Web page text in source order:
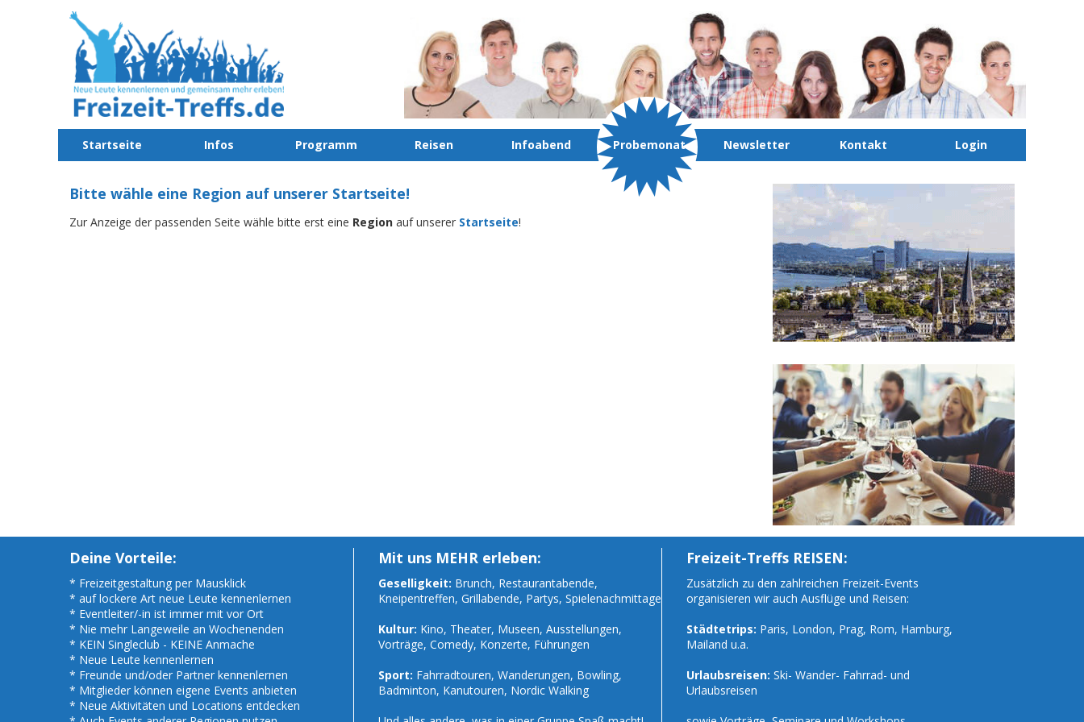
Startseite Infos Programm Reisen Infoabend Probemonat Newsletter Kontakt Login
Bitte wähle eine Region auf unserer Startseite!
Zur Anzeige der passenden Seite wähle bitte erst eine Region auf unserer Startseite!
Deine Vorteile:
* Freizeitgestaltung per Mausklick
* auf lockere Art neue Leute kennenlernen
* Eventleiter/-in ist immer mit vor Ort
* Nie mehr Langeweile an Wochenenden
* KEIN Singleclub - KEINE Anmache
* Neue Leute kennenlernen
* Freunde und/oder Partner kennenlernen
* Mitglieder können eigene Events anbieten
* Neue Aktivitäten und Locations entdecken
Mit uns MEHR erleben:
Geselligkeit: Brunch, Restaurantabende,
Kneipentreffen, Grillabende, Partys, Spielenachmittage
Kultur: Kino, Theater, Museen, Ausstellungen,
Vorträge, Comedy, Konzerte, Führungen
Sport: Fahrradtouren, Wanderungen, Bowling,
Badminton, Kanutouren, Nordic Walking
Freizeit-Treffs REISEN:
Zusätzlich zu den zahlreichen Freizeit-Events
organisieren wir auch Ausflüge und Reisen:
Städtetrips: Paris, London, Prag, Rom, Hamburg,
Mailand u.a.
Urlaubsreisen: Ski- Wander- Fahrrad- und
Urlaubsreisen